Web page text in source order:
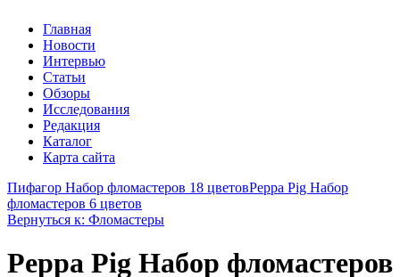
Главная
Новости
Интервью
Статьи
Обзоры
Исследования
Редакция
Каталог
Карта сайта
Пифагор Набор фломастеров 18 цветовPeppa Pig Набор
фломастеров 6 цветов
Вернуться к: Фломастеры
Peppa Pig Набор фломастеров